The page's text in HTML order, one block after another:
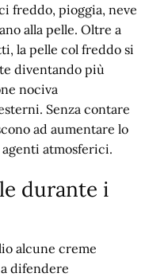
freddo, pioggia, neve
alla pelle. Oltre a
la pelle col freddo si
diventando più
nociva
Senza contare
ad aumentare lo
atmosferici.
durante i
alcune creme
difendere